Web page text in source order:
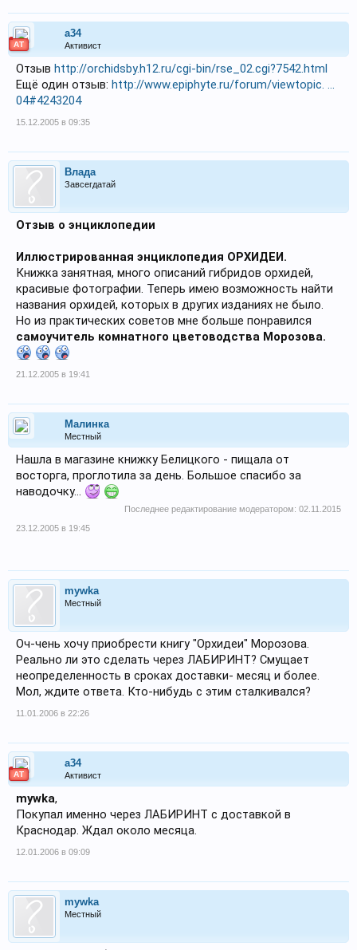
АТ
a34
Активист
Отзыв http://orchidsby.h12.ru/cgi-bin/rse_02.cgi?7542.html
Ещё один отзыв: http://www.epiphyte.ru/forum/viewtopic. ...
04#4243204
15.12.2005 в 09:35
Влада
Завсегдатай
Отзыв о энциклопедии
Иллюстрированная энциклопедия ОРХИДЕИ.
Книжка занятная, много описаний гибридов орхидей,
красивые фотографии. Теперь имею возможность найти
названия орхидей, которых в других изданиях не было.
Но из практических советов мне больше понравился
самоучитель комнатного цветоводства Морозова.
21.12.2005 в 19:41
Малинка
Местный
Нашла в магазине книжку Белицкого - пищала от
восторга, проглотила за день. Большое спасибо за
наводочку...
Последнее редактирование модератором: 02.11.2015
23.12.2005 в 19:45
mywka
Местный
Оч-чень хочу приобрести книгу "Орхидеи" Морозова.
Реально ли это сделать через ЛАБИРИНТ? Смущает
неопределенность в сроках доставки- месяц и более.
Мол, ждите ответа. Кто-нибудь с этим сталкивался?
11.01.2006 в 22:26
АТ
a34
Активист
mywka,
Покупал именно через ЛАБИРИНТ с доставкой в
Краснодар. Ждал около месяца.
12.01.2006 в 09:09
mywka
Местный